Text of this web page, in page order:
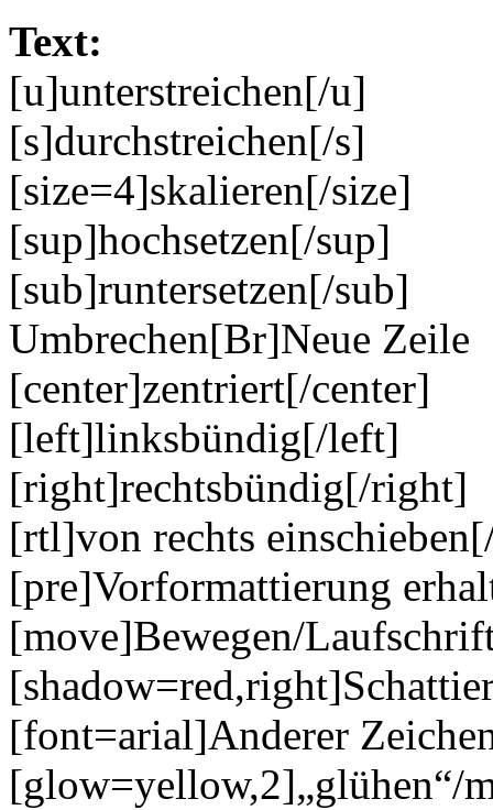
Text:
[u]unterstreichen[/u]
[s]durchstreichen[/s]
[size=4]skalieren[/size]
[sup]hochsetzen[/sup]
[sub]runtersetzen[/sub]
Umbrechen[Br]Neue Zeile
[center]zentriert[/center]
[left]linksbündig[/left]
[right]rechtsbündig[/right]
[rtl]von rechts
[pre]Vorformattierung
[move]Bewegen/
[font=arial]Anderer
[glow=yellow,2]„glühen“/